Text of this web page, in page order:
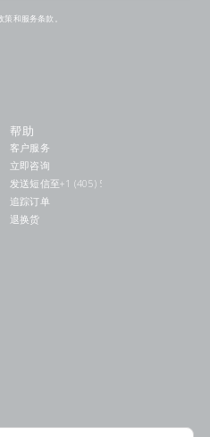
策和服务条款 。
帮助
客户服务
立即咨询
发送短信至+1 (405) 578-7046联系我们
追踪订单
退换货